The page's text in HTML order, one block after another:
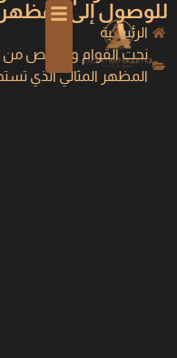
للوصول إلى المظهر
الرئيسية
نحت القوام والتخلص من
المظهر المثالي الذي